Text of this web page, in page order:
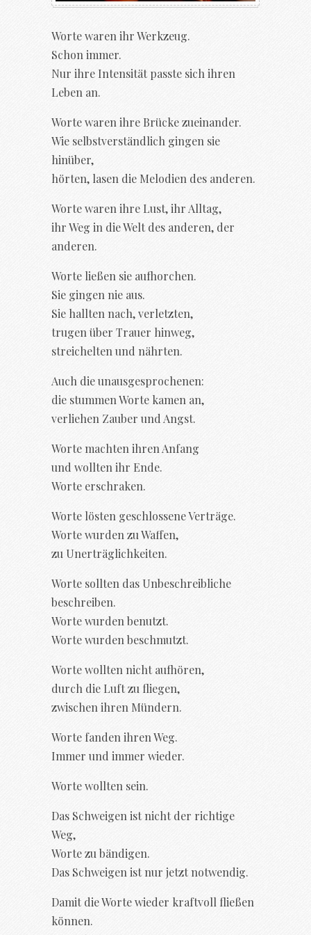
Worte waren ihr Werkzeug.
Schon immer.
Nur ihre Intensität passte sich ihren
Leben an.
Worte waren ihre Brücke zueinander.
Wie selbstverständlich gingen sie
hinüber,
hörten, lasen die Melodien des anderen.
Worte waren ihre Lust, ihr Alltag,
ihr Weg in die Welt des anderen, der
anderen.
Worte ließen sie aufhorchen.
Sie gingen nie aus.
Sie hallten nach, verletzten,
trugen über Trauer hinweg,
streichelten und nährten.
Auch die unausgesprochenen:
die stummen Worte kamen an,
verliehen Zauber und Angst.
Worte machten ihren Anfang
und wollten ihr Ende.
Worte erschraken.
Worte lösten geschlossene Verträge.
Worte wurden zu Waffen,
zu Unerträglichkeiten.
Worte sollten das Unbeschreibliche
beschreiben.
Worte wurden benutzt.
Worte wurden beschmutzt.
Worte wollten nicht aufhören,
durch die Luft zu fliegen,
zwischen ihren Mündern.
Worte fanden ihren Weg.
Immer und immer wieder.
Worte wollten sein.
Das Schweigen ist nicht der richtige
Weg,
Worte zu bändigen.
Das Schweigen ist nur jetzt notwendig.
Damit die Worte wieder kraftvoll fließen
können.